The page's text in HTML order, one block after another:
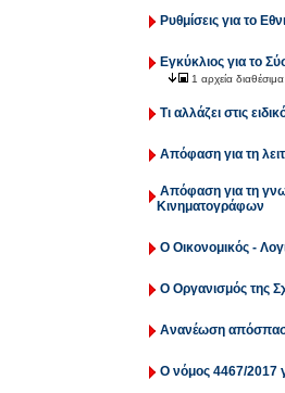
Ρυθμίσεις για το
Εγκύκλιος για το
1 αρχεία
Τι αλλάζει στις
Απόφαση για τη
Απόφαση για τη
Κινηματογράφων
Ο Οικονομικός -
Ο Οργανισμός της
Ανανέωση
Ο νόμος 4467/2017